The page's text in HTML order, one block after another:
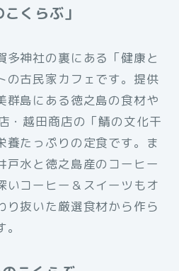
くらぶ」
多神社の裏にある「健康と
の古民家カフェです。提供
群島にある徳之島の食材や
・越田商店の「鯖の文化干
養たっぷりの定食です。ま
戸水と徳之島産のコーヒー
いコーヒー＆スイーツもオ
り抜いた厳選食材から作ら